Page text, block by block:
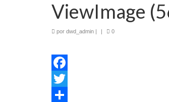
ViewImage
por dwd_admin | | 0
Facebook
Twitter